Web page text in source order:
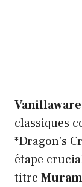
Vanillaware
classiques
*Dragon’s
étape
titre